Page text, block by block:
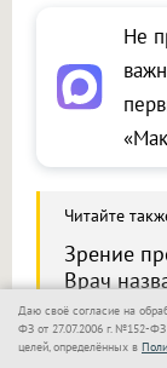
Не
Читайте
Зрение
Врач
который
Даю своё согласие на
ФЗ от 27.07.2006 г. №152-
целей, определённых в